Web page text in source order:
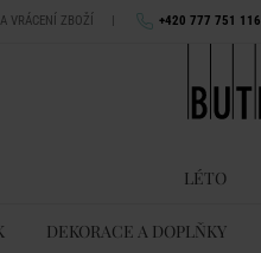
VRÁCENÍ ZBOŽÍ | +420 777 751 116
LÉTO
DEKORACE A DOPLŇKY